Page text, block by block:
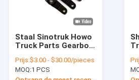
Staal Sinotruk Howo
Truck Parts Gearbox
Shifting Arm F96035-
85
Prijs:$3.00 - $30.00/pieces
MOQ:1 PCS